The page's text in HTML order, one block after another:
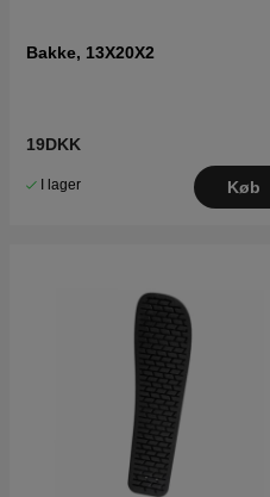
Bakke, 13X20X2
19DKK
I lager Køb